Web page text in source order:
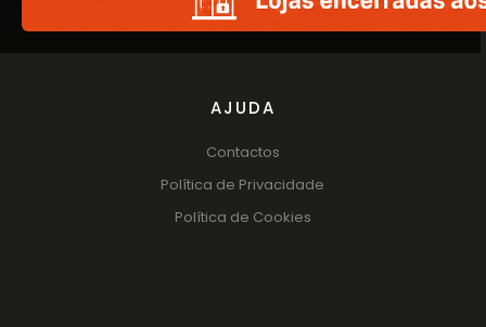
AJUDA
Contactos
Política de Privacidade
Política de Cookies